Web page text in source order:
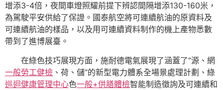
增添3-4倍，夜間車燈照耀前提下辨認間隔增添130-160米，
為駕駛平安供給了保證。國泰航空將可連續航油的原資料及
可連續航油的樣品，以及用可連續資料制作的機上產物悉數
帶到了進博展臺。
在綠色技巧展現方面，施耐德電氣展現了涵蓋了“源、網
一般勞工健檢 、荷、儲”的新型電力體系全場景處理計劃、綠
巡迴健康管理中心色一般+供膳體檢智能制造徵詢及可連續和